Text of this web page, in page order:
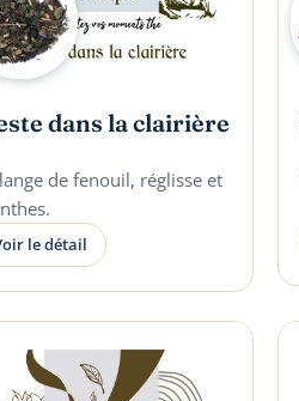
dans la clairière
de fenouil, réglisse et
le détail